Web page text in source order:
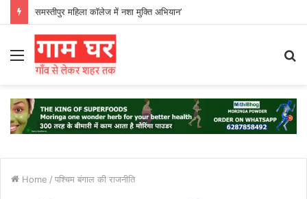
समस्तीपुर महिला कॉलेज में नशा मुक्ति अभियान’
Menu
Home / पश्चिम बंगाल की राजनीति